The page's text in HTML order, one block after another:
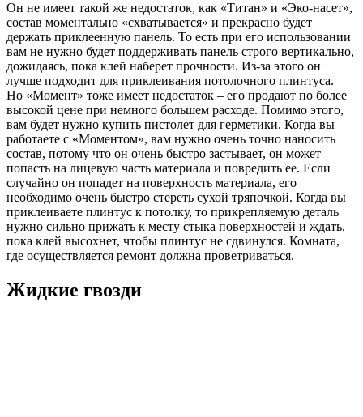
Он не имеет такой же недостаток, как «Титан» и «Эко-насет»,
состав моментально «схватывается» и прекрасно будет
держать приклеенную панель. То есть при его использовании
вам не нужно будет поддерживать панель строго вертикально,
дожидаясь, пока клей наберет прочности. Из-за этого он
лучше подходит для приклеивания потолочного плинтуса.
Но «Момент» тоже имеет недостаток – его продают по более
высокой цене при немного большем расходе. Помимо этого,
вам будет нужно купить пистолет для герметики. Когда вы
работаете с «Моментом», вам нужно очень точно наносить
состав, потому что он очень быстро застывает, он может
попасть на лицевую часть материала и повредить ее. Если
случайно он попадет на поверхность материала, его
необходимо очень быстро стереть сухой тряпочкой. Когда вы
приклеиваете плинтус к потолку, то прикрепляемую деталь
нужно сильно прижать к месту стыка поверхностей и ждать,
пока клей высохнет, чтобы плинтус не сдвинулся. Комната,
где осуществляется ремонт должна проветриваться.
Жидкие гвозди